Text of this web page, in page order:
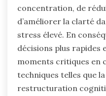
concentration, de
d’améliorer la clarté
stress élevé. En
décisions plus rapides
moments critiques en
techniques telles que
restructuration